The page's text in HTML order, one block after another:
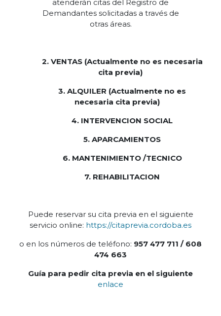
atenderán citas del Registro de
Demandantes solicitadas a través de
otras áreas.
2. VENTAS (Actualmente no es necesaria
cita previa)
3. ALQUILER (Actualmente no es
necesaria cita previa)
4. INTERVENCION SOCIAL
5. APARCAMIENTOS
6. MANTENIMIENTO /TECNICO
7. REHABILITACION
Puede reservar su cita previa en el siguiente
servicio online: https://citaprevia.cordoba.es
o en los números de teléfono: 957 477 711 / 608
474 663
Guía para pedir cita previa en el siguiente
enlace